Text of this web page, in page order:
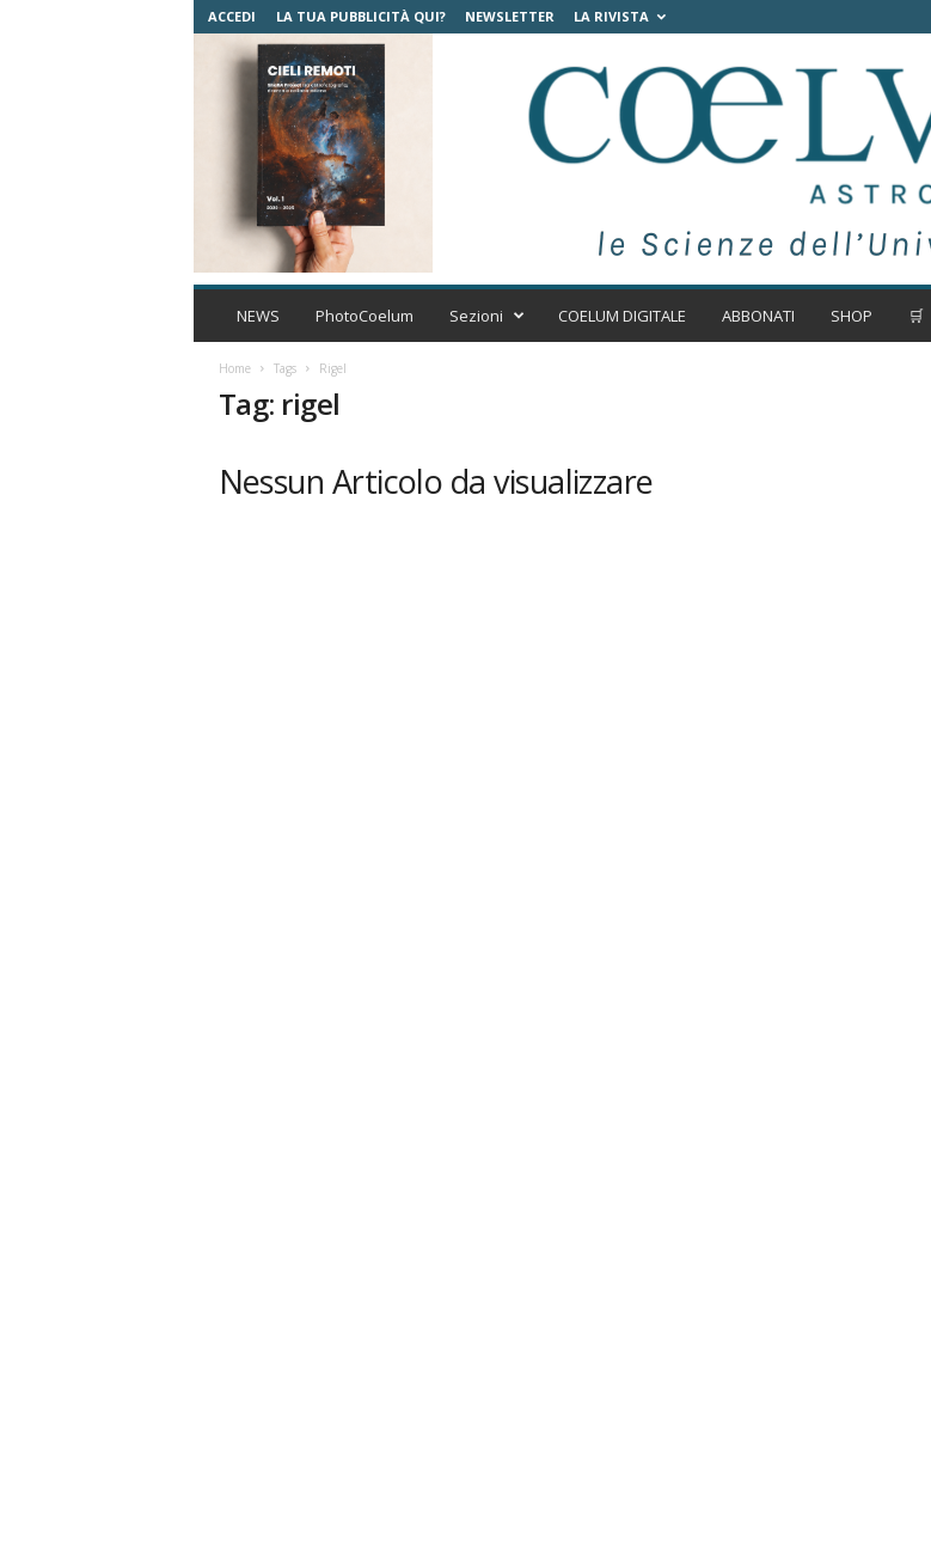
ACCEDI LA TUA PUBBLICITÀ QUI? NEWSLETTER LA RIVISTA
C
t
NEWS PhotoCoelum Sezioni COELUM DIGITALE ABBONATI SHOP 🛒
Home Tags Rigel
Tag: rigel
Nessun Articolo da visualizzare